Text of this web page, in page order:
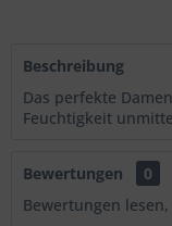
Beschreibung
Das perfekte
Feuchtigkeit
Bewertungen
0
Bewertungen